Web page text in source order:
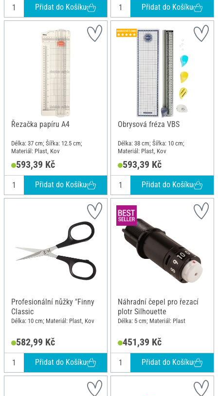
Přidat do Košíku Přidat do Košíku
Řezačka papíru A4
Délka: 37 cm; Šířka: 12.5 cm;
Materiál: Plast, Kov
593,39 Kč
Přidat do Košíku
Obrysová fréza VBS
Délka: 38 cm; Šířka: 10 cm;
Materiál: Plast, Kov
593,39 Kč
Přidat do Košíku
Profesionální nůžky "Finny
Classic
Délka: 10 cm; Materiál: Plast, Kov
582,99 Kč
Přidat do Košíku
Náhradní čepel pro řezací
plotr Silhouette
Délka: 5 cm; Materiál: Plast
451,39 Kč
Přidat do Košíku